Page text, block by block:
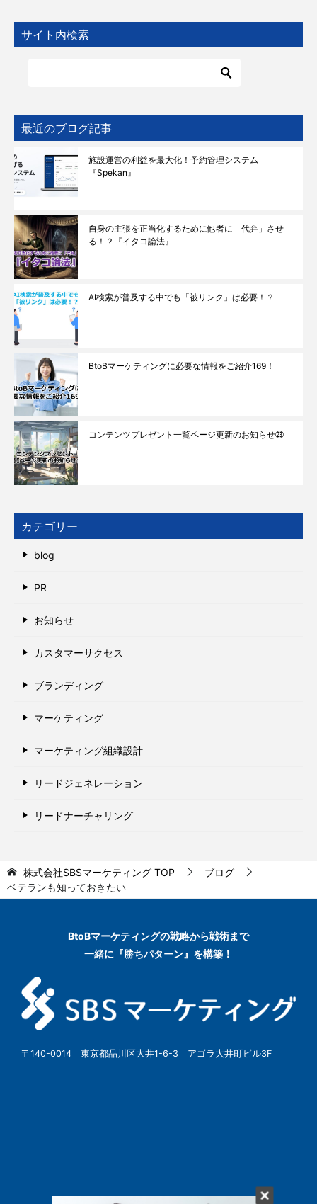
サイト内検索
最近のブログ記事
施設運営の利益を最大化！予約管理システム
『Spekan』
自身の主張を正当化するために他者に「代弁」させ
る！？『イタコ論法』
AI検索が普及する中でも「被リンク」は必要！？
BtoBマーケティングに必要な情報をご紹介169！
コンテンツプレゼント一覧ページ更新のお知らせ㉓
カテゴリー
blog
PR
お知らせ
カスタマーサクセス
ブランディング
マーケティング
マーケティング組織設計
リードジェネレーション
リードナーチャリング
株式会社SBSマーケティング TOP
ブログ
ベテランも知っておきたい
BtoBマーケティングの戦略から戦術まで
一緒に『勝ちパターン』を構築！
〒140-0014 東京都品川区大井1-6-3 アゴラ大井町ビル3F